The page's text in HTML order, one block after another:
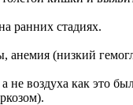
ранних стадиях.
анемия (низкий
воздуха как это